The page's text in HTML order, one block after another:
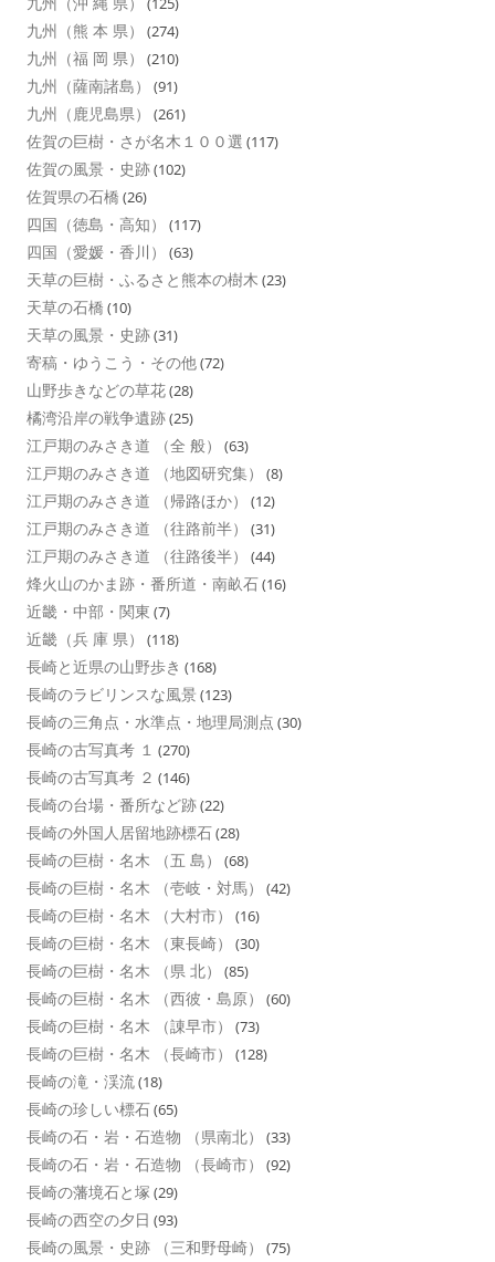
九州（熊 本 県） (274)
九州（福 岡 県） (210)
九州（薩南諸島） (91)
九州（鹿児島県） (261)
佐賀の巨樹・さが名木１００選 (117)
佐賀の風景・史跡(102)
佐賀県の石橋 (26)
四国（徳島・高知） (117)
四国（愛媛・香川） (63)
天草の巨樹・ふるさと熊本の樹木 (23)
天草の石橋 (10)
天草の風景・史跡(31)
寄稿・ゆうこう・その他(72)
山野歩きなどの草花(28)
橘湾沿岸の戦争遺跡(25)
江戸期のみさき道 （全 般） (63)
江戸期のみさき道 （地図研究集） (8)
江戸期のみさき道 （帰路ほか） (12)
江戸期のみさき道 （往路前半） (31)
江戸期のみさき道 （往路後半） (44)
烽火山のかま跡・番所道・南畝石(16)
近畿・中部・関東 (7)
近畿（兵 庫 県） (118)
長崎と近県の山野歩き (168)
長崎のラビリンスな風景 (123)
長崎の三角点・水準点・地理局測点 (30)
長崎の古写真考 １ (270)
長崎の古写真考 ２ (146)
長崎の台場・番所など跡(22)
長崎の外国人居留地跡標石(28)
長崎の巨樹・名木 （五 島） (68)
長崎の巨樹・名木 （壱岐・対馬） (42)
長崎の巨樹・名木 （大村市） (16)
長崎の巨樹・名木 （東長崎） (30)
長崎の巨樹・名木 （県 北） (85)
長崎の巨樹・名木 （西彼・島原） (60)
長崎の巨樹・名木 （諌早市） (73)
長崎の巨樹・名木 （長崎市） (128)
長崎の滝・渓流(18)
長崎の珍しい標石(65)
長崎の石・岩・石造物 （県南北） (33)
長崎の石・岩・石造物 （長崎市） (92)
長崎の藩境石と塚 (29)
長崎の西空の夕日 (93)
長崎の風景・史跡 （三和野母崎） (75)